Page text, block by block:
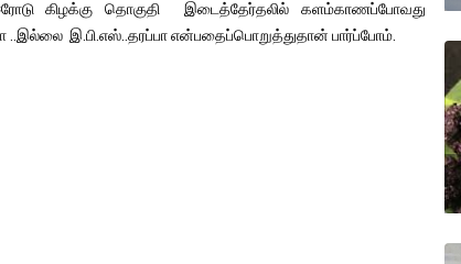
ஈரோடு கிழக்கு தொகுதி இடைத்தேர்தலில் களம்காணப்போவது
..இல்லை இ.பி.எஸ்..தரப்பா என்பதைப்பொறுத்துதான் பார்ப்போம்.